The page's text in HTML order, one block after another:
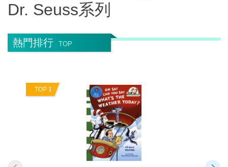
Dr. Seuss系列
熱門排行 TOP
TOP 1